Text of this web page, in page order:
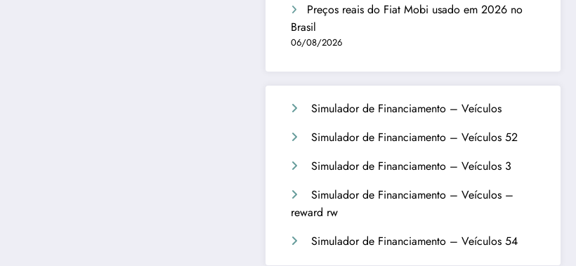
Preços reais do Fiat Mobi usado em 2026 no
Brasil
06/08/2026
Simulador de Financiamento – Veículos
Simulador de Financiamento – Veículos 52
Simulador de Financiamento – Veículos 3
Simulador de Financiamento – Veículos –
reward rw
Simulador de Financiamento – Veículos 54